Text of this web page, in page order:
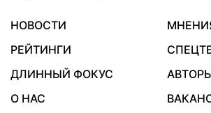
НОВОСТИ
РЕЙТИНГИ
ДЛИННЫЙ ФОКУС
О НАС